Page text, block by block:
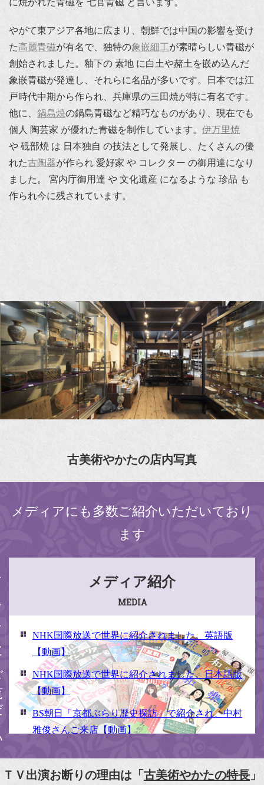
やがて東アジア各地に広まり、朝鮮では中国の影響を受け
た高麗青磁が有名で、独特の象嵌細工が素晴らしい青磁が
創始されました。釉下の 素地 に白土や赭土を嵌め込んだ
象嵌青磁が発達し、それらに名品が多いです。日本では江
戸時代中期から作られ、兵庫県の三田焼が特に有名です。
他に、 鍋島焼の鍋島青磁など精巧なものがあり、現在でも
個人 陶芸家 が優れた青磁を制作しています。 伊万里焼
や 砥部焼 は 日本独自 の技法として発展し、たくさんの優
れた古陶器が作られ 愛好家 や コレクター の御用達になり
ました。 宮内庁御用達 や 文化遺産 になるような 珍品 も
作られ今に残されています。
古美術やかたの店内写真
メディアにも多数ご紹介いただいており
ます
い メディア紹介
MEDIA
NHK国際放送で世界に紹介されました。英語版
【動画】
NHK国際放送で世界に紹介されました。日本語版
【動画】
BS朝日「京都ぶらり歴史探訪」で紹介され、中村
雅俊さんご来店【動画】
【動画】
ＴＶ出演お断りの理由は「古美術やかたの特長 」